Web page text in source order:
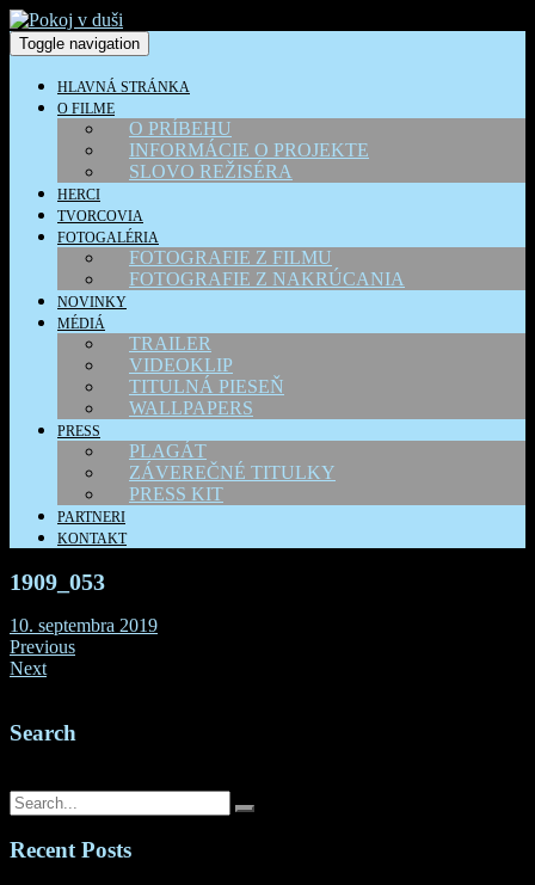
Toggle navigation
HLAVNÁ STRÁNKA
O FILME
O PRÍBEHU
INFORMÁCIE O PROJEKTE
SLOVO REŽISÉRA
HERCI
TVORCOVIA
FOTOGALÉRIA
FOTOGRAFIE Z FILMU
FOTOGRAFIE Z NAKRÚCANIA
NOVINKY
MÉDIÁ
TRAILER
VIDEOKLIP
TITULNÁ PIESEŇ
WALLPAPERS
PRESS
PLAGÁT
ZÁVEREČNÉ TITULKY
PRESS KIT
PARTNERI
KONTAKT
1909_053
10. septembra 2019
Previous
Next
Search
Recent Posts